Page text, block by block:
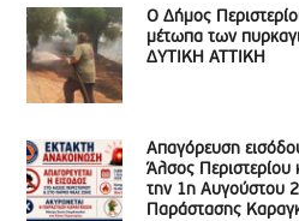
Ο Δήμος
μέτωπα των
ΔΥΤΙΚΗ ΑΤΤΙΚΗ
Απαγόρευση
Άλσος
την 1η Αυγούστου
Παράστασης